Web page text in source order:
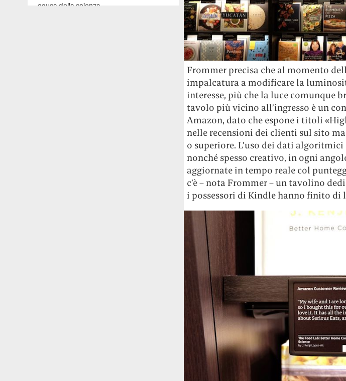
causa della scienza.
Frommer precisa che al momento
impalcatura a modificare la
interesse, più che la luce comunque
tavolo più vicino all’ingresso è un
Amazon, dato che espone i titoli
nelle recensioni dei clienti sul sito
o superiore. L’uso dei dati
nonché spesso creativo, in ogni
aggiornate in tempo reale col
c’è – nota Frommer – un tavolino
i possessori di Kindle hanno finito di